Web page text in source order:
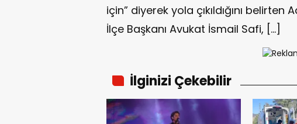
için” diyerek yola çıkıldığını
İlçe Başkanı Avukat İsmail Safi, […]
İlginizi Çekebilir